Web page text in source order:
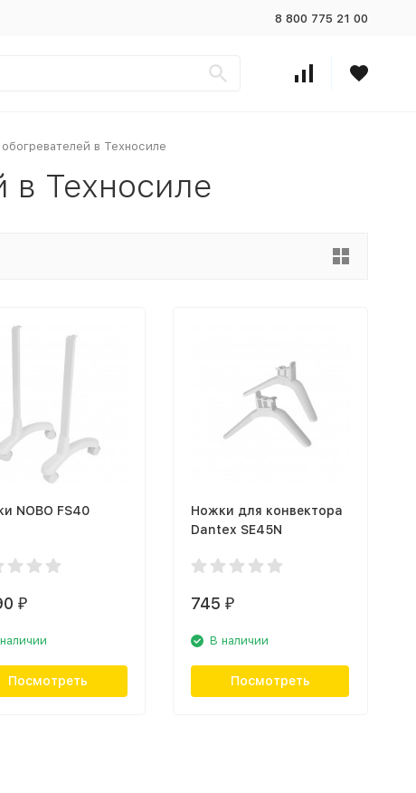
8 800 775 21 00
в Техносиле
в Техносиле
NOBO FS40
₽
Посмотреть
Ножки для конвектора
Dantex SE45N
745₽
В наличии
Посмотреть